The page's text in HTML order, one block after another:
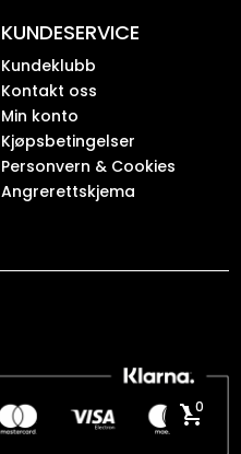
shopping_cart
0
KUNDESERVICE
Kundeklubb
Kontakt oss
Min konto
Kjøpsbetingelser
Personvern & Cookies
Angrerettskjema